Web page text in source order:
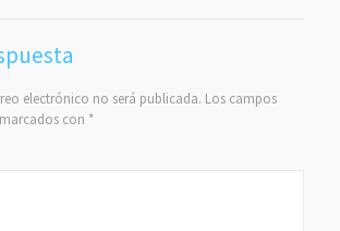
electrónico no será publicada. Los campos
con *